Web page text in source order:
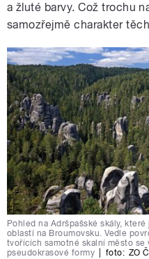
a žluté barvy. Což trochu
samozřejmě charakter
Pohled na Adršpašské skály,
oblastí na Broumovsku. Vedle
tvořících samotné skalní město
pseudokrasové formy
foto: ZO